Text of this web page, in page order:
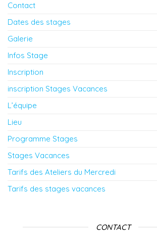
Contact
Dates des stages
Galerie
Infos Stage
Inscription
inscription Stages Vacances
L’équipe
Lieu
Programme Stages
Stages Vacances
Tarifs des Ateliers du Mercredi
Tarifs des stages vacances
CONTACT